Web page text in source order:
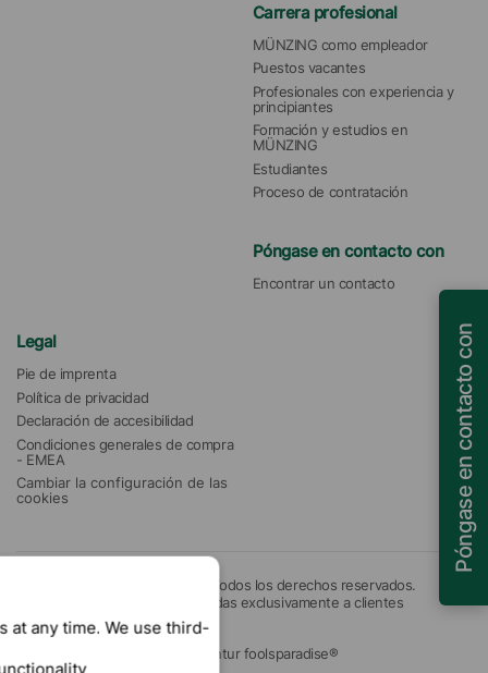
Carrera profesional
MÜNZING como empleador
Puestos vacantes
Profesionales con experiencia y
principiantes
Formación y estudios en
MÜNZING
Estudiantes
Proceso de contratación
Póngase en contacto con
Encontrar un contacto
Legal
Pie de imprenta
Política de privacidad
Declaración de accesibilidad
Condiciones generales de compra
- EMEA
Cambiar la configuración de las
cookies
© 2026 Münzing Corporation. Todos los derechos reservados.
Nuestras ofertas están destinadas exclusivamente a clientes
empresariales.
Sitio web creado por Digitalagentur foolsparadise®
Póngase en contacto con
at any time. We use third-